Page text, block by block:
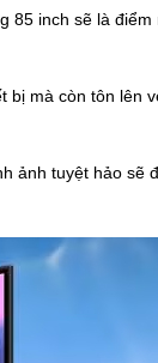
85 inch sẽ là điểm
bị mà còn tôn lên
ảnh tuyệt hảo sẽ